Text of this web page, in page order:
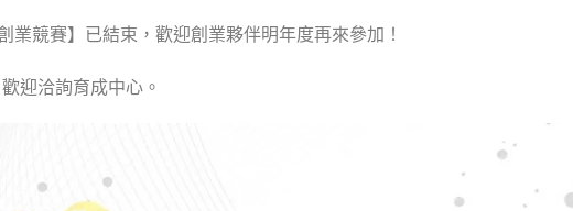
業競賽】已結束，歡迎創業夥伴明年度再來參加！
迎洽詢育成中心。